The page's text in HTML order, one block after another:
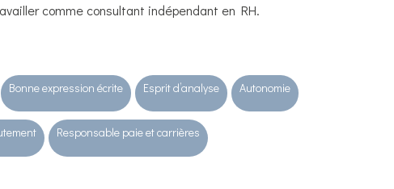
comme consultant indépendant en RH.
Bonne expression écrite Esprit d’analyse Autonomie
Responsable paie et carrières